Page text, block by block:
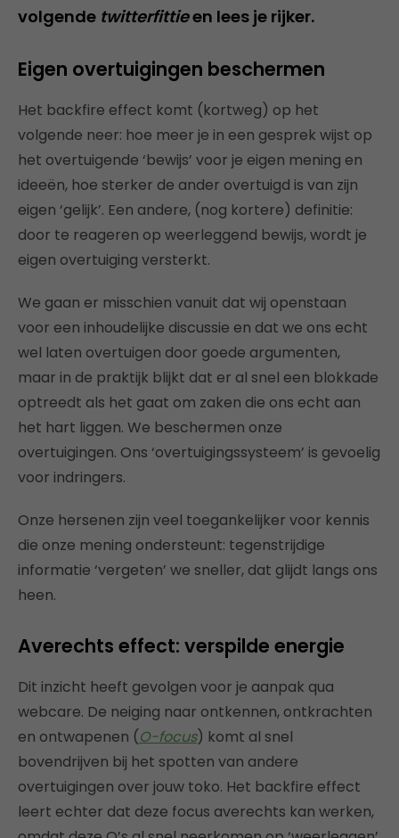
volgende twitterfittieen lees je rijker.
Eigen overtuigingen beschermen
Het backfire effect komt (kortweg) op het
volgende neer: hoe meer je in een gesprek wijst op
het overtuigende ‘bewijs’ voor je eigen mening en
ideeën, hoe sterker de ander overtuigd is van zijn
eigen ‘gelijk’. Een andere, (nog kortere) definitie:
door te reageren op weerleggend bewijs, wordt je
eigen overtuiging versterkt.
We gaan er misschien vanuit dat wij openstaan
voor een inhoudelijke discussie en dat we ons echt
wel laten overtuigen door goede argumenten,
maar in de praktijk blijkt dat er al snel een blokkade
optreedt als het gaat om zaken die ons echt aan
het hart liggen. We beschermen onze
overtuigingen. Ons ‘overtuigingssysteem’ is gevoelig
voor indringers.
Onze hersenen zijn veel toegankelijker voor kennis
die onze mening ondersteunt: tegenstrijdige
informatie ‘vergeten’ we sneller, dat glijdt langs ons
heen.
Averechts effect: verspilde energie
Dit inzicht heeft gevolgen voor je aanpak qua
webcare. De neiging naar ontkennen, ontkrachten
en ontwapenen (O-focus) komt al snel
bovendrijven bij het spotten van andere
overtuigingen over jouw toko. Het backfire effect
leert echter dat deze focus averechts kan werken,